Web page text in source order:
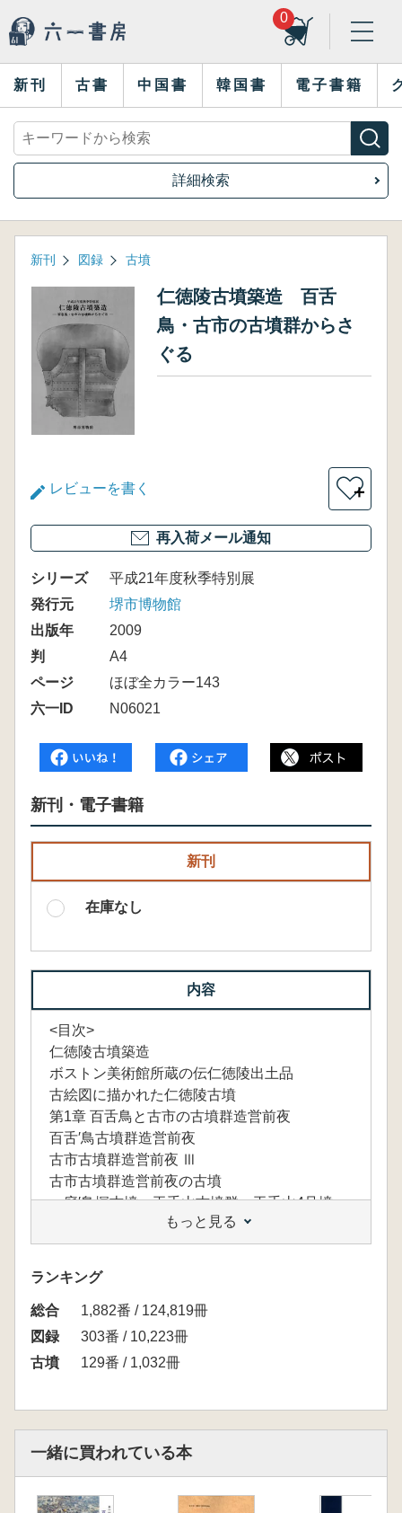
0
新刊 古書 中国書 韓国書 電子書籍
詳細検索
新刊 図録 古墳
仁徳陵古墳築造 百舌
鳥・古市の古墳群からさ
ぐる
レビューを書く ＋
再入荷メール通知
シリーズ
平成21年度秋季特別展
発行元
堺市博物館
出版年
2009
判
A4
ページ
ほぼ全カラー143
六一ID
N06021
新刊・電子書籍
新刊
在庫なし
内容
<目次>
仁徳陵古墳築造
ボストン美術館所蔵の伝仁徳陵出土品
古絵図に描かれた仁徳陵古墳
第1章 百舌鳥と古市の古墳群造営前夜
百舌′鳥古墳群造営前夜
古市古墳群造営前夜 Ⅲ
古市古墳群造営前夜の古墳
庭′鳥塚古墳 玉手山古墳群 玉手山4号墳
玉手山9号墳 北玉山古墳(10号墳)
第2章 百舌鳥と古市の古墳群
百舌鳥古墳群について
百舌′鳥古墳群の古墳と出土品
乳岡古墳 大塚山古墳 七観古墳 塚廻古墳
城ノ山古墳 湯の山古墳 原山古墳(百舌′鳥76
号墳)
岡古墳 盾塚古墳 アリ山古墳 西墓山古墳
誉田丸山古墳出土の馬具(国宝) 野中古墳 唐
もっと見る
ランキング
総合
1,882番 / 124,819冊
図録
303番 / 10,223冊
古墳
129番 / 1,032冊
一緒に買われている本